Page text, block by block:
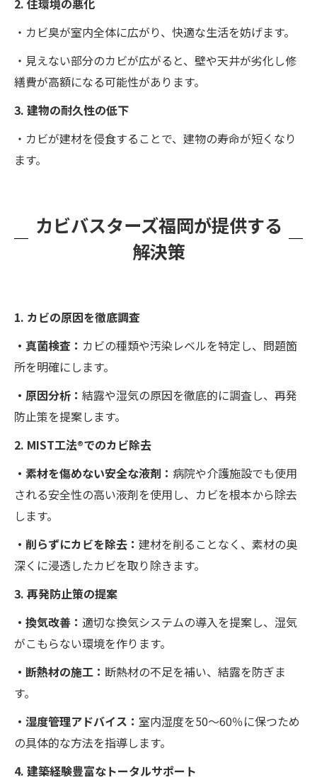
2. 住環境の悪化
・カビ臭が室内全体に広がり、快適な生活を妨げます。
・見えない部分のカビが広がると、壁や天井が劣化し修
繕費が高額になる可能性があります。
3. 建物の耐久性の低下
・カビが建材を侵食することで、建物の寿命が短くなり
ます。
カビバスターズ福岡が提供する
解決策
1. カビの原因を徹底調査
・真菌検査： カビの種類や汚染レベルを特定し、問題箇
所を明確にします。
・原因分析： 結露や湿気の原因を徹底的に調査し、再発
防止策を提案します。
2. MIST工法®でのカビ除去
・素材を傷めない安全な液剤： 病院や介護施設でも使用
される安全性の高い液剤を使用し、カビを根本から除去
します。
・削らずにカビを除去： 建材を削ることなく、素材の奥
深くに浸透したカビを取り除きます。
3. 再発防止策の提案
・換気改善： 適切な換気システムの導入を提案し、湿気
がこもらない環境を作ります。
・断熱材の施工： 断熱材の不足を補い、結露を防ぎま
す。
・湿度管理アドバイス： 室内湿度を50～60％に保つため
の具体的な方法を指導します。
4. 建築経験豊富なトータルサポート